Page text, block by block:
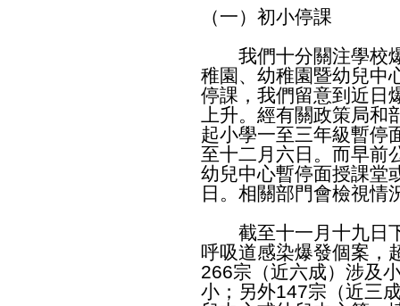
（一）初小停課
我們十分關注學校爆
稚園、幼稚園暨幼兒中
停課，我們留意到近日
上升。經有關政策局
起小學一至三年級暫停
至十二月六日。而早前
幼兒中心暫停面授課堂
日。相關部門會檢視情
截至十一月十九日下
呼吸道感染爆發個案，
266宗（近六成）涉及
小；另外147宗（近三